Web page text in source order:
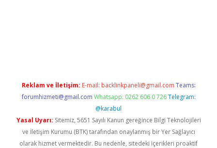
Reklam ve İletişim: E-mail: backlinkpaneli@gmail.com Teams:
forumhizmeti@gmail.com Whatsapp: 0262 606 0 726 Telegram:
@karabul
Yasal Uyarı: Sitemiz, 5651 Sayılı Kanun gereğince Bilgi Teknolojileri
ve İletişim Kurumu (BTK) tarafından onaylanmış bir Yer Sağlayıcı
olarak hizmet vermektedir. Bu nedenle, sitedeki içerikleri proaktif